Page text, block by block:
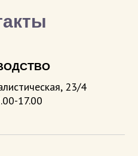
23/4
17.00